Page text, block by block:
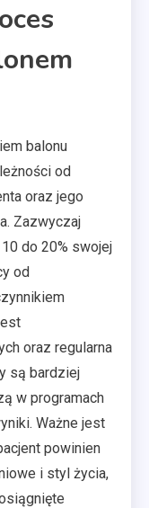
balonu
od
oraz jego
Zazwyczaj
do 20% swojej
od
oraz regularna
są bardziej
w programach
Ważne jest
powinien
i styl życia,